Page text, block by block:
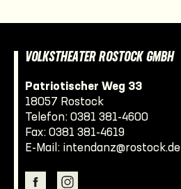
VOLKSTHEATER ROSTOCK GMBH
Patriotischer Weg 33
18057 Rostock
Telefon: 0381 381-4600
Fax: 0381 381-4619
E-Mail: intendanz@rostock.de